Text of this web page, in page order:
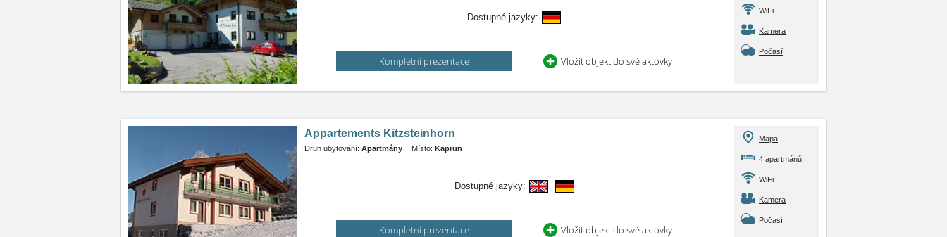
Dostupné jazyky:
Kompletní prezentace Vložit objekt do své aktovky
WiFi
Kamera
Počasí
Appartements Kitzsteinhorn
Druh ubytování: Apartmány Místo: Kaprun
Dostupné jazyky:
Kompletní prezentace Vložit objekt do své aktovky
Mapa
4 apartmánů
WiFi
Kamera
Počasí